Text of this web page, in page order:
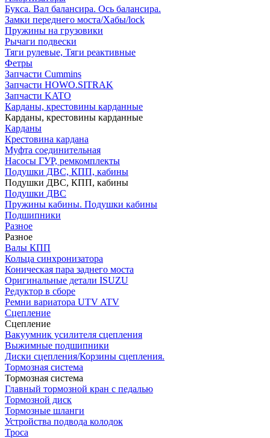
Букса. Вал балансира. Ось балансира.
Замки переднего моста/Хабы/lock
Пружины на грузовики
Рычаги подвески
Тяги рулевые, Тяги реактивные
Фетры
Запчасти Cummins
Запчасти HOWO.SITRAK
Запчасти KATO
Карданы, крестовины карданные
Карданы, крестовины карданные
Карданы
Крестовина кардана
Муфта соединительная
Насосы ГУР, ремкомплекты
Подушки ДВС, КПП, кабины
Подушки ДВС, КПП, кабины
Подушки ДВС
Пружины кабины. Подушки кабины
Подшипники
Разное
Разное
Валы КПП
Кольца синхронизатора
Коническая пара заднего моста
Оригинальные детали ISUZU
Редуктор в сборе
Ремни вариатора UTV ATV
Сцепление
Сцепление
Вакуумник усилителя сцепления
Выжимные подшипники
Диски сцепления/Корзины сцепления.
Тормозная система
Тормозная система
Главный тормозной кран с педалью
Тормозной диск
Тормозные шланги
Устройства подвода колодок
Троса